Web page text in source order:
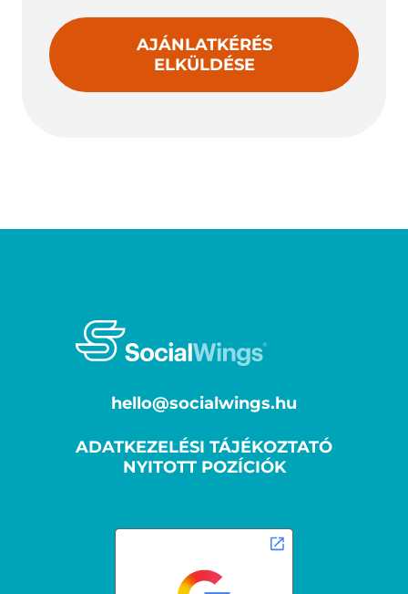
hello@socialwings.hu
ADATKEZELÉSI TÁJÉKOZTATÓ
NYITOTT POZÍCIÓK